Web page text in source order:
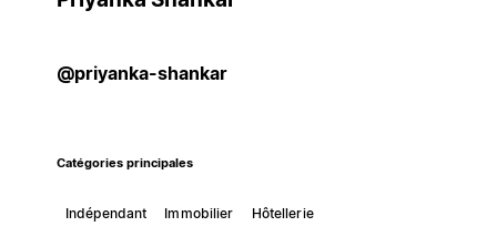
@priyanka-shankar
Catégories principales
Indépendant Immobilier Hôtellerie